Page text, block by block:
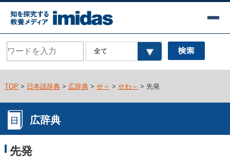
TOP > 日本語辞典> 広辞典> せ～ > せわ～ > 先発
広辞典
先発